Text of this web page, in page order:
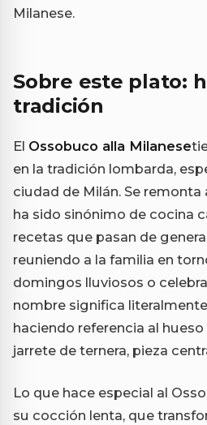
Milanese.
Sobre este plato:
tradición
El Ossobuco alla Milanese
en la tradición lombarda,
ciudad de Milán. Se remonta
ha sido sinónimo de cocina
recetas que pasan de
reuniendo a la familia en
domingos lluviosos o
nombre significa
haciendo referencia al
jarrete de ternera, pieza
Lo que hace especial al
su cocción lenta, que